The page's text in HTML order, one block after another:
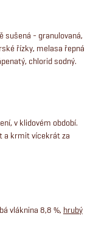
sušená - granulovaná,
řízky, melasa řepná
chlorid sodný.
v klidovém období.
a krmit vícekrát za
vláknina 8,8 %, hrubý